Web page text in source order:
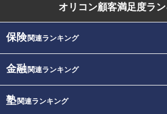
オリコン顧客満足度ラ
保険関連ランキング
金融関連ランキング
塾関連ランキング